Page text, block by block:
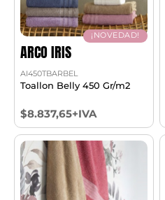
¡NOVEDAD!
ARCO IRIS
AI450TBARBEL
Toallon Belly 450 Gr/m2
$8.837,65+IVA